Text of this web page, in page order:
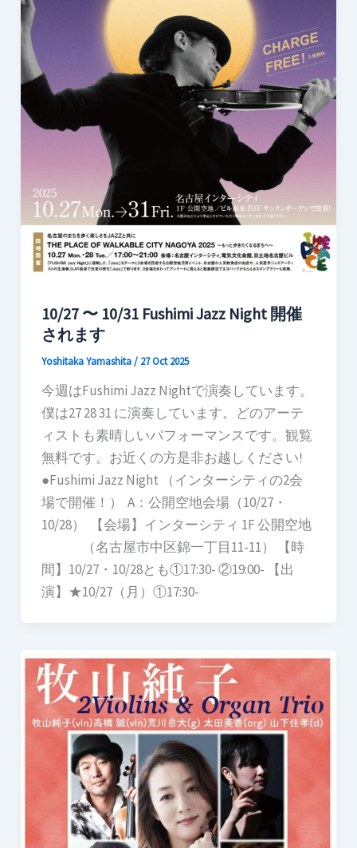
10/27 〜 10/31 Fushimi Jazz Night 開催
されます
Yoshitaka Yamashita/ 27 Oct 2025
今週はFushimi Jazz Nightで演奏しています。
僕は27 28 31 に演奏しています。どのアーテ
ィストも素晴しいパフォーマンスです。観覧
無料です。お近くの方是非お越しください!
●Fushimi Jazz Night （インターシティの2会
場で開催！） ​​​ A：公開空地会場（10/27・
10/28） ​​ 【会場】インターシティ 1F 公開空地
（名古屋市中区錦一丁目11-11） 【時
間】10/27・10/28とも①17:30- ②19:00- 【出
演】★10/27（月）①17:30-